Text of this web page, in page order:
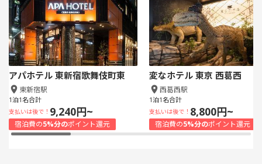
アパホテル 東新宿歌舞伎町東
東新宿駅
1泊1名合計
支払いは後で！ 9,240円~
宿泊費の5%分のポイント還元
変なホテル 東京 西葛西
西葛西駅
1泊1名合計
支払いは後で！ 8,800円~
宿泊費の5%分のポイント還元